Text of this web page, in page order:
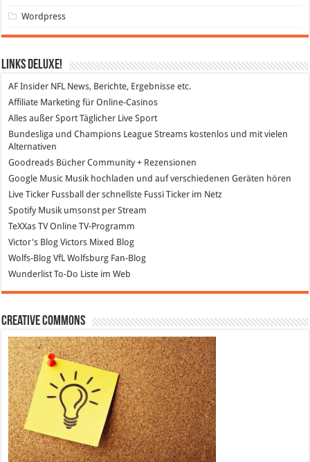
Wordpress
Links DeLuXe!
AF Insider NFL News, Berichte, Ergebnisse etc.
Affiliate Marketing für Online-Casinos
Alles außer Sport Täglicher Live Sport
Bundesliga und Champions League Streams kostenlos und mit vielen
Alternativen
Goodreads Bücher Community + Rezensionen
Google Music Musik hochladen und auf verschiedenen Geräten hören
Live Ticker Fussball der schnellste Fussi Ticker im Netz
SpotifyMusik umsonst per Stream
TeXXas TVOnline TV-Programm
Victor's Blog Victors Mixed Blog
Wolfs-Blog VfL Wolfsburg Fan-Blog
Wunderlist To-Do Liste im Web
Creative Commons